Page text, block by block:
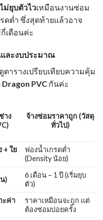
ม่ยุบตัวไวเหมือนงานซ่อม
ต่ำ ซึ่งสุดท้ายแล้วอาจ
เดือนค่ะ
และงบประมาณ
ตารางเปรียบเทียบความคุ้ม
Dragon PVC กันค่ะ
าง
จ้างซ่อมราคาถูก (วัสดุ
ทั่วไป)
+ ใย
ฟองน้ำเกรดต่ำ
(Density น้อย)
)
6 เดือน – 1 ปี (เริ่มยุบ
ตัว)
ะค่า
ราคาเหมือนจะถูก แต่
ต้องซ่อมบ่อยครั้ง